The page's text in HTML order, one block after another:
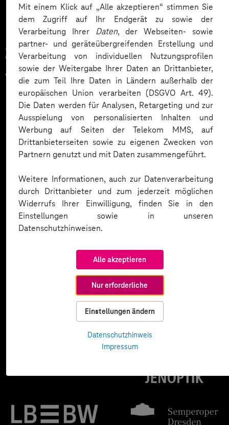
Mit einem Klick auf „Alle akzeptieren“ stimmen Sie
dem Zugriff auf Ihr Endgerät zu sowie der
Verarbeitung Ihrer Daten, der Webseiten- sowie
partner- und geräteübergreifenden Erstellung und
Verarbeitung von individuellen Nutzungsprofilen
sowie der Weitergabe Ihrer Daten an Drittanbieter,
die zum Teil Ihre Daten in Ländern außerhalb der
europäischen Union verarbeiten (DSGVO Art. 49).
Die Daten werden für Analysen, Retargeting und zur
Ausspielung von personalisierten Inhalten und
Werbung auf Seiten der Telekom MMS, auf
Drittanbieterseiten sowie zu eigenen Zwecken von
Partnern genutzt und mit Daten zusammengeführt.
Weitere Informationen, auch zur Datenverarbeitung
durch Drittanbieter und zum jederzeit möglichen
Widerrufs Ihrer Einwilligung, finden Sie in den
Einstellungen sowie in unseren
Datenschutzhinweisen.
Alle akzeptieren
Nur erforderliche
Einstellungen ändern
Datenschutzhinweis
Impressum
Zahlreiche Unternehmen
vertrauen auf unsere
Expertise. Hier eine Auswahl: